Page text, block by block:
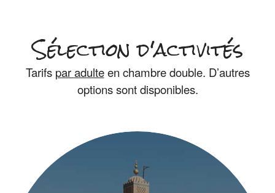
Sélection d'activités
Tarifs par adulteen chambre double. D’autres
options sont disponibles.